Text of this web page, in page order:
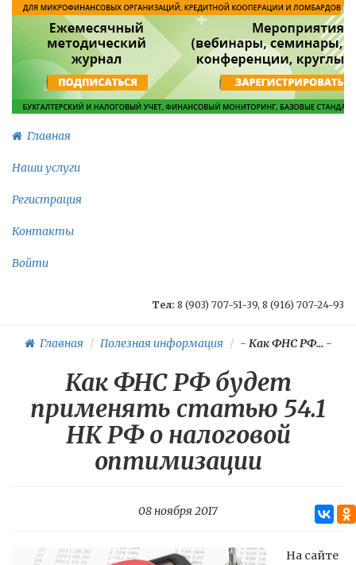
Главная
Наши услуги
Регистрация
Контакты
Войти
Тел: 8 (903) 707-51-39, 8 (916) 707-24-93
Главная Полезная информация - Как ФНС РФ...-
Как ФНС РФ будет
применять статью 54.1
НК РФ о налоговой
оптимизации
08 ноября 2017
На сайте